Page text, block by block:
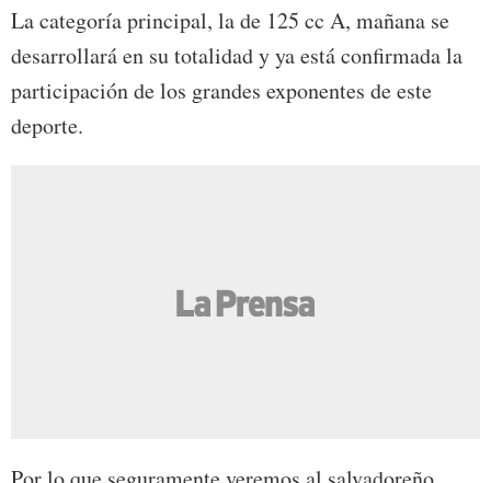
La categoría principal, la de 125 cc A, mañana se
desarrollará en su totalidad y ya está confirmada la
participación de los grandes exponentes de este
deporte.